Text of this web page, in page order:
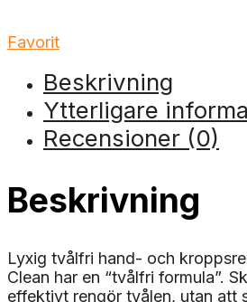
Favorit
Beskrivning
Ytterligare
Recensioner (0)
Beskrivning
Lyxig tvålfri hand- och
Clean har en “tvålfri formula”.
effektivt rengör tvålen, utan att